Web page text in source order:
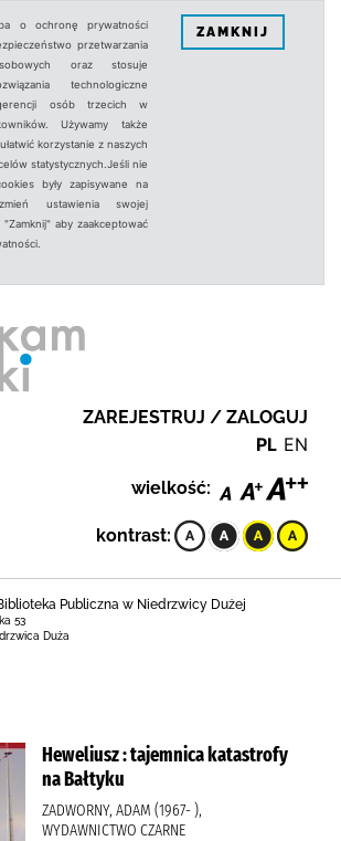
o ochronę prywatności
przetwarzania
oraz stosuje
technologiczne
osób trzecich w
Używamy także
korzystanie z naszych
statystycznych.Jeśli nie
były zapisywane na
ustawienia swojej
aby zaakceptować
ZAMKNIJ
ZAREJESTRUJ / ZALOGUJ
PL EN
wielkość:
kontrast:
Publiczna w Niedrzwicy Dużej
53
Duża
Heweliusz : tajemnica katastrofy
na Bałtyku
ZADWORNY, ADAM (1967- ),
WYDAWNICTWO CZARNE